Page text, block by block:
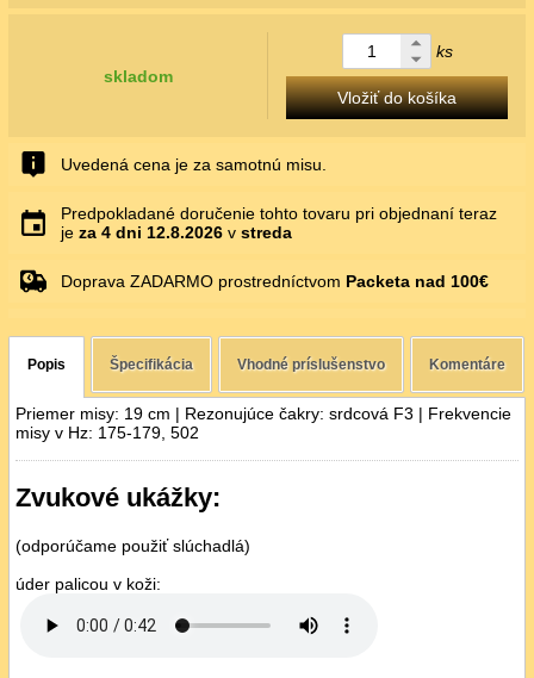
skladom
ks
Vložiť do košíka
Uvedená cena je za samotnú misu.
Predpokladané doručenie tohto tovaru pri objednaní teraz
je za 4 dni 12.8.2026 v streda
Doprava ZADARMO prostredníctvom Packeta nad 100€
Popis Špecifikácia Vhodné príslušenstvo Komentáre
Priemer misy: 19 cm | Rezonujúce čakry: srdcová F3 | Frekvencie
misy v Hz: 175-179, 502
Zvukové ukážky:
(odporúčame použiť slúchadlá)
úder palicou v koži: